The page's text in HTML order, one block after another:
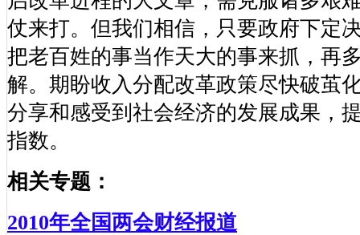
仗来打。但我们相信，只要政府下定
把老百姓的事当作天大的事来抓，再
解。期盼收入分配改革政策尽快破茧
分享和感受到社会经济的发展成果，
指数。
相关专题：
2010年全国两会财经报道